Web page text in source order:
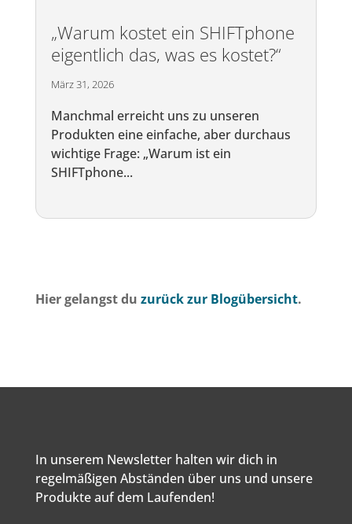
„Warum kostet ein SHIFTphone
eigentlich das, was es kostet?“
März 31, 2026
Manchmal erreicht uns zu unseren
Produkten eine einfache, aber durchaus
wichtige Frage: „Warum ist ein
SHIFTphone...
Hier gelangst du zurück zur Blogübersicht.
In unserem Newsletter halten wir dich in
regelmäßigen Abständen über uns und unsere
Produkte auf dem Laufenden!